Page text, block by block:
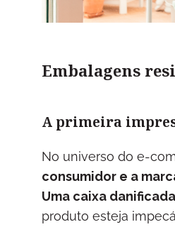
Embalagens
A primeira
No universo do e-
consumidor e a
Uma caixa
produto esteja